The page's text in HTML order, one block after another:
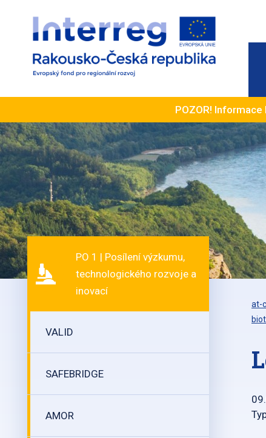
POZOR!
PO 1 | Posílení výzkumu,
technologického rozvoje a
inovací
VALID
SAFEBRIDGE
AMOR
at-